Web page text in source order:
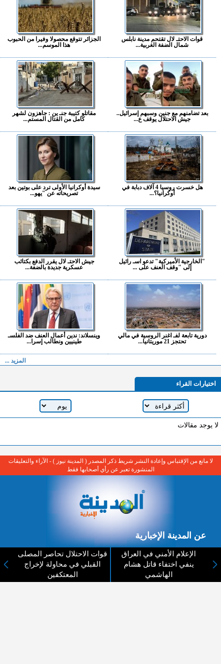
قوات الاحتـ لال تقتحم مدينة نابلس
شمال الضفة الغربية...
الجزائر تتوقع محصولا وفيرا من الحبوب
هذا الموسم...
بعد تضامنهم مع جنين وسبهم إسرائيل..
جيش الاحتلال يوقف ع...
مقاتلو كتيبة جنـ ين : جاهزون لشهر
كامل من القتال المستم...
هل خسرت روسيا 4 آلاف دبابة في
أوكرانيا؟...
سيدة أوكرانيا الأولى ترد على بوتين بعد
تصريحاته عن "يهو...
"الخارجية الأميركية" تدعو اسـ رائيل
إلى "وقف العنف على ...
جيش الاحتـ لال يقرر الدفع بكتائب
عسكرية جديدة بالضفة...
دورية تابعة لفـ اغنر الروسية في مالي
تحتجز 21 موريتانيا...
وينسلاند: ندين أعمال العنف ضد الفلسـ
طينيين ونطالب إسرا...
المزيد ...
اختيارات القراء
لا يوجد مقالات
الإعلام الأمني في العراق
ينفي اختفاء قاتل هشام
الهاشمي
قوات الاحتلال تحاصر المصلى
القبلي في محاولة لإخراج
المعتكفين
لا مانع من الإقتباس وإعادة النشر شريط ذكر المصدر ( المدينة نيوز ) - الآراء والتعليقات
المنشورة تعبر عن رأي أصحابها فقط
عن المدينة الإخبارية
المدينة الإخبارية صحيفة الكترونية شاملة تابعة لشركة قنوات البث
الاردنية تنقل الاخبار المحلية الأردنية وأخبار فلسطين وأبرز الأخبار
العربية والدولية لحظة حدوثها بمهنية رفيعة ليكون العالم بما يجري
فيه وحوله بين يديكم بالكلمة والصورة من مصادرها الحقيقية.